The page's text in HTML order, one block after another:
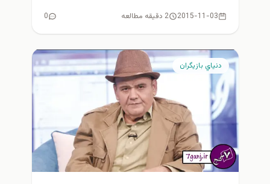
2015-11-03 2 دقیقه مطالعه 0
دنياي بازيگران